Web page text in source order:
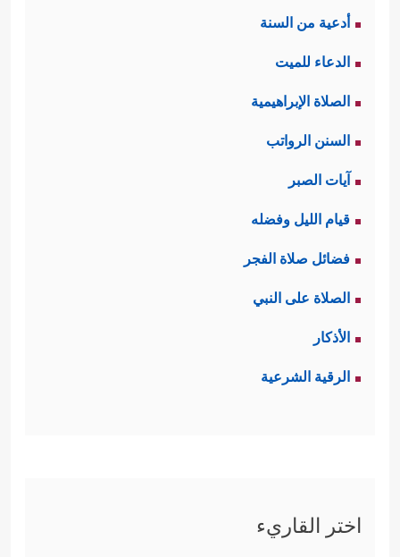
أدعية من السنة
الدعاء للميت
الصلاة الإبراهيمية
السنن الرواتب
آيات الصبر
قيام الليل وفضله
فضائل صلاة الفجر
الصلاة على النبي
الأذكار
الرقية الشرعية
اختر القاريء